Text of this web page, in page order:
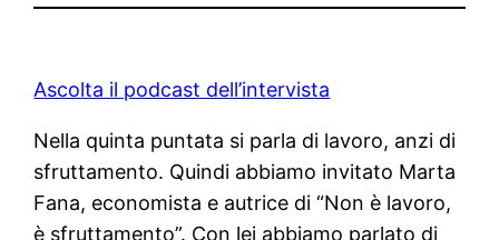
Ascolta il podcast dell’intervista
Nella quinta puntata si parla di lavoro, anzi di
sfruttamento. Quindi abbiamo invitato Marta
Fana, economista e autrice di “Non è lavoro,
è sfruttamento”. Con lei abbiamo parlato di